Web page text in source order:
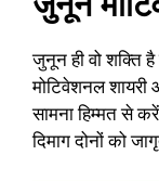
जुनून ही वो शक्ति
मोटिवेशनल
सामना हिम्मत से
दिमाग दोनों को